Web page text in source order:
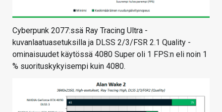
Cyberpunk 2077:ssä Ray Tracing Ultra -
kuvanlaatuasetuksilla ja DLSS 2/3/FSR 2.1 Quality -
ominaisuudet käytössä 4080 Super oli 1 FPS:n eli noin 1
% suorituskykyisempi kuin 4080.